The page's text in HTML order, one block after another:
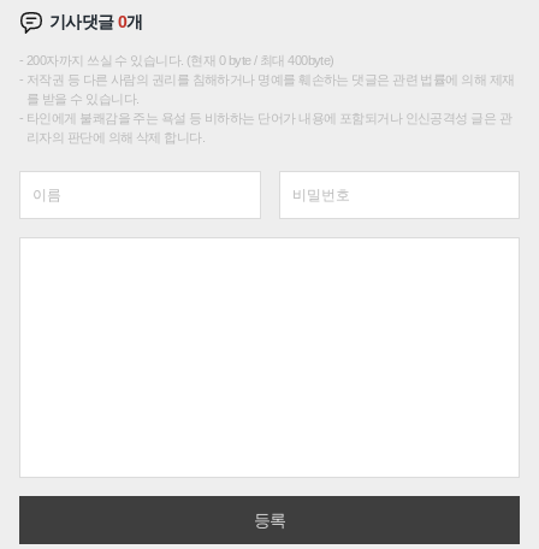
기사댓글0개
200자까지 쓰실 수 있습니다. (현재 0 byte / 최대 400byte)
저작권 등 다른 사람의 권리를 침해하거나 명예를 훼손하는 댓글은 관련 법률에 의해 제재
를 받을 수 있습니다.
타인에게 불쾌감을 주는 욕설 등 비하하는 단어가 내용에 포함되거나 인신공격성 글은 관
리자의 판단에 의해 삭제 합니다.